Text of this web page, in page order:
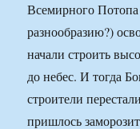
Всемирного Потопа
разнообразию?)
начали строить
до небес. И тогда
строители
пришлось